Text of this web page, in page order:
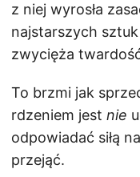
z niej wyrosła
najstarszych
zwycięża
To brzmi jak
rdzeniem jest nie
odpowiadać siłą
przejąć.